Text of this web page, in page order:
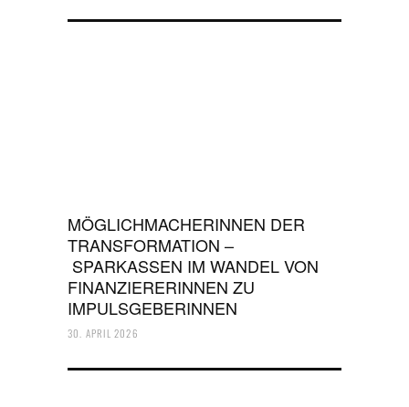
MÖGLICHMACHERINNEN DER
TRANSFORMATION –
SPARKASSEN IM WANDEL VON
FINANZIERERINNEN ZU
IMPULSGEBERINNEN
30. APRIL 2026